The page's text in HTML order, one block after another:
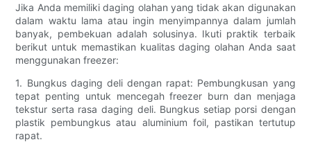
Jika Anda memiliki daging olahan yang tidak akan digunakan
dalam waktu lama atau ingin menyimpannya dalam jumlah
banyak, pembekuan adalah solusinya. Ikuti praktik terbaik
berikut untuk memastikan kualitas daging olahan Anda saat
menggunakan freezer:
1. Bungkus daging deli dengan rapat: Pembungkusan yang
tepat penting untuk mencegah freezer burn dan menjaga
tekstur serta rasa daging deli. Bungkus setiap porsi dengan
plastik pembungkus atau aluminium foil, pastikan tertutup
rapat.